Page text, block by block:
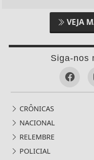
VEJA
Siga-nos
CRÔNICAS
NACIONAL
RELEMBRE
POLICIAL